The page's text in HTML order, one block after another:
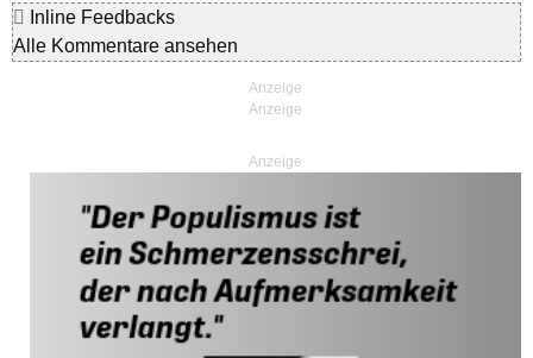
Inline Feedbacks
Alle Kommentare ansehen
Anzeige